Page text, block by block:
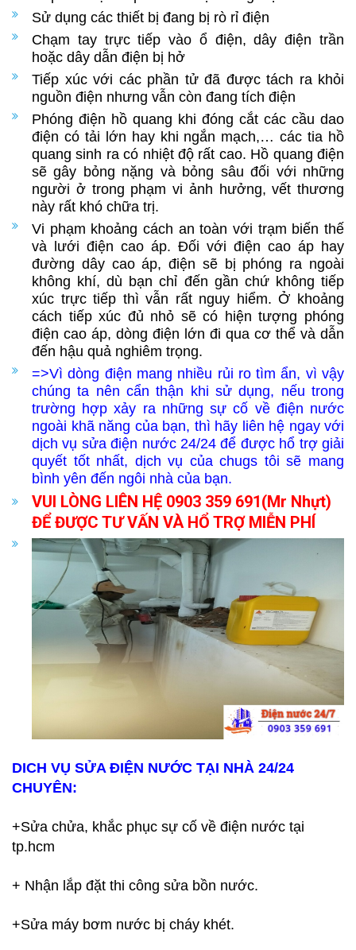
Sử dụng các thiết bị đang bị rò rỉ điện
Chạm tay trực tiếp vào ổ điện, dây điện trần
hoặc dây dẫn điện bị hở
Tiếp xúc với các phần tử đã được tách ra khỏi
nguồn điện nhưng vẫn còn đang tích điện
Phóng điện hồ quang khi đóng cắt các cầu dao
điện có tải lớn hay khi ngắn mạch,… các tia hồ
quang sinh ra có nhiệt độ rất cao. Hồ quang điện
sẽ gây bỏng nặng và bỏng sâu đối với những
người ở trong phạm vi ảnh hưởng, vết thương
này rất khó chữa trị.
Vi phạm khoảng cách an toàn với trạm biến thế
và lưới điện cao áp. Đối với điện cao áp hay
đường dây cao áp, điện sẽ bị phóng ra ngoài
không khí, dù bạn chỉ đến gần chứ không tiếp
xúc trực tiếp thì vẫn rất nguy hiểm. Ở khoảng
cách tiếp xúc đủ nhỏ sẽ có hiện tượng phóng
điện cao áp, dòng điện lớn đi qua cơ thể và dẫn
đến hậu quả nghiêm trọng.
=>Vì dòng điện mang nhiều rủi ro tìm ẩn, vì vậy
chúng ta nên cẩn thận khi sử dụng, nếu trong
trường hợp xảy ra những sự cố về điện nước
ngoài khã năng của bạn, thì hãy liên hệ ngay với
dịch vụ sửa điện nước 24/24 để được hổ trợ giải
quyết tốt nhất, dịch vụ của chugs tôi sẽ mang
bình yên đến ngôi nhà của bạn.
VUI LÒNG LIÊN HỆ 0903 359 691(Mr Nhựt)
ĐỂ ĐƯỢC TƯ VẤN VÀ HỔ TRỢ MIỄN PHÍ
DICH VỤ SỬA ĐIỆN NƯỚC TẠI NHÀ 24/24
CHUYÊN:
+Sửa chửa, khắc phục sự cố về điện nước tại
tp.hcm
+ Nhận lắp đặt thi công sửa bồn nước.
+Sửa máy bơm nước bị cháy khét.